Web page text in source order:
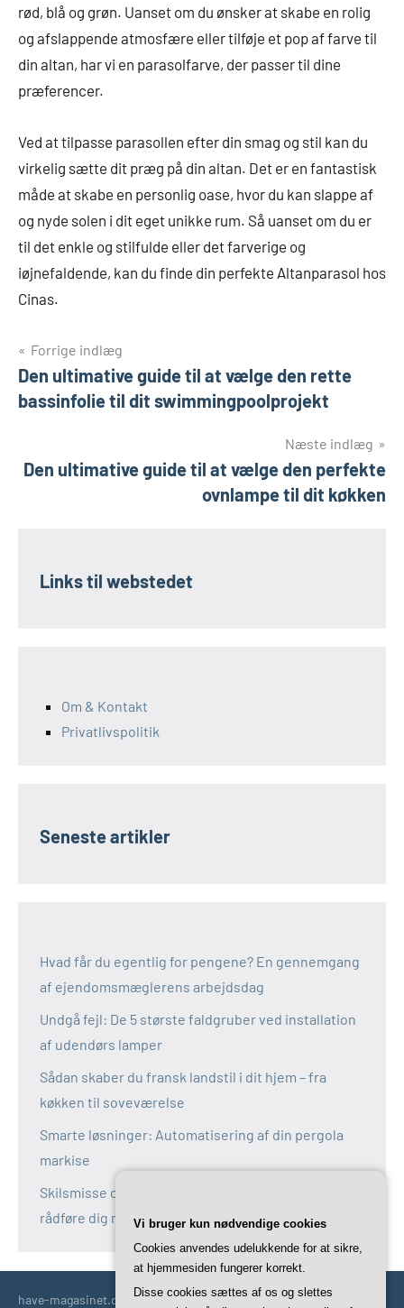
rød, blå og grøn. Uanset om du ønsker at skabe en rolig
og afslappende atmosfære eller tilføje et pop af farve til
din altan, har vi en parasolfarve, der passer til dine
præferencer.
Ved at tilpasse parasollen efter din smag og stil kan du
virkelig sætte dit præg på din altan. Det er en fantastisk
måde at skabe en personlig oase, hvor du kan slappe af
og nyde solen i dit eget unikke rum. Så uanset om du er
til det enkle og stilfulde eller det farverige og
iøjnefaldende, kan du finde din perfekte Altanparasol hos
Cinas.
Indlægsnavigation
Forrige indlæg
Den ultimative guide til at vælge den rette
bassinfolie til dit swimmingpoolprojekt
Næste indlæg
Den ultimative guide til at vælge den perfekte
ovnlampe til dit køkken
Links til webstedet
Om & Kontakt
Privatlivspolitik
Seneste artikler
Hvad får du egentlig for pengene? En gennemgang
af ejendomsmæglerens arbejdsdag
Undgå fejl: De 5 største faldgruber ved installation
af udendørs lamper
Sådan skaber du fransk landstil i dit hjem – fra
køkken til soveværelse
Smarte løsninger: Automatisering af din pergola
markise
Skilsmisse og fælles bolig: Derfor bør du altid
rådføre dig med en boligadvokat
have-magasinet.dk | Havetips | Tricks | Idéer | Trends og mere
Vi bruger kun nødvendige cookies
Cookies anvendes udelukkende for at sikre,
at hjemmesiden fungerer korrekt.
Disse cookies sættes af os og slettes